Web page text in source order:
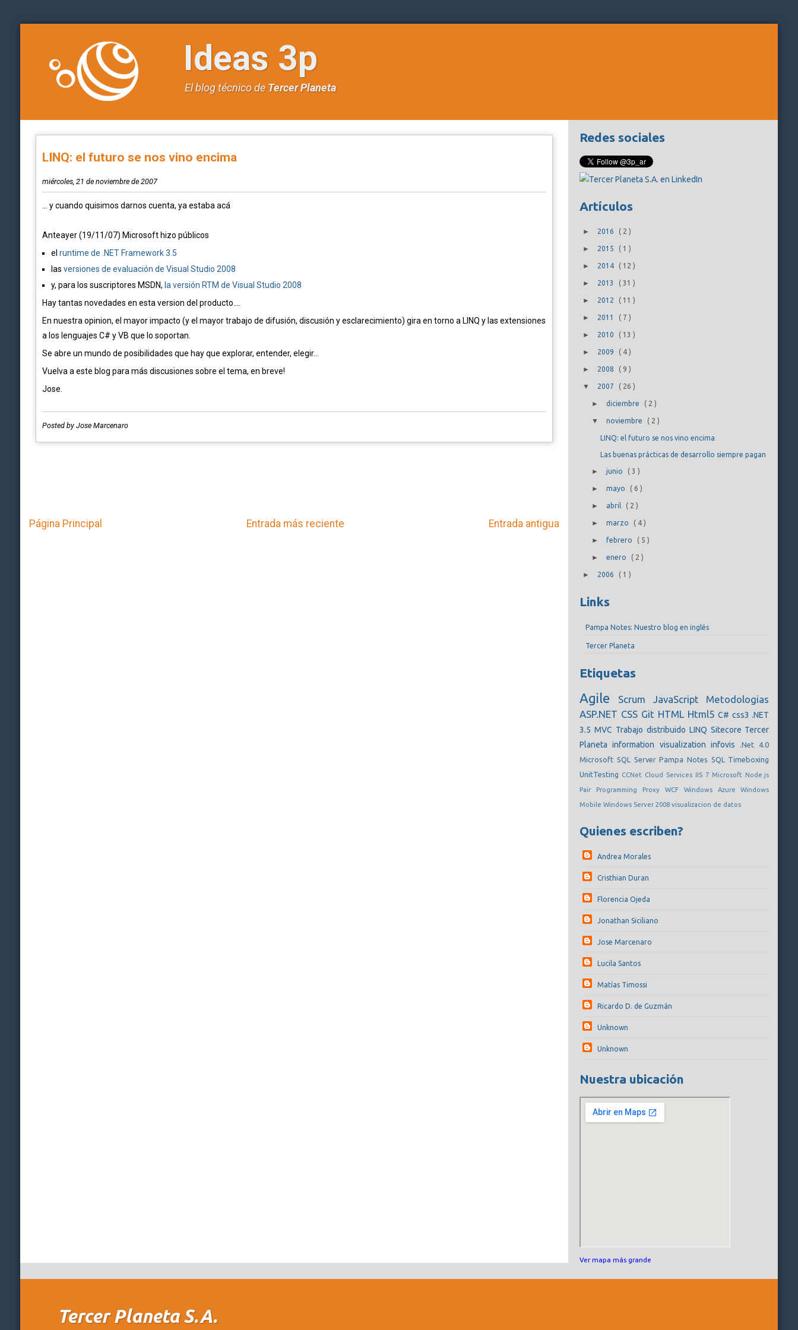
Ideas 3p
El blog técnico deTercer Planeta
LINQ: el futuro se nos vino encima
miércoles, 21 de noviembre de 2007
... y cuando quisimos darnos cuenta, ya estaba acá
Anteayer (19/11/07) Microsoft hizo públicos
el runtime de .NET Framework 3.5
las versiones de evaluación de Visual Studio 2008
y, para los suscriptores MSDN, la versión RTM de Visual Studio 2008
Hay tantas novedades en esta version del producto....
En nuestra opinion, el mayor impacto (y el mayor trabajo de difusión, discusión y esclarecimiento) gira en torno a LINQ y las extensiones
a los lenguajes C# y VB que lo soportan.
Se abre un mundo de posibilidades que hay que explorar, entender, elegir...
Vuelva a este blog para más discusiones sobre el tema, en breve!
Jose.
Posted by Jose Marcenaro
Entrada más reciente Entrada antigua
Página Principal
Redes sociales
Artículos
► 2016 ( 2)
► 2015 ( 1)
► 2014 ( 12)
► 2013 (31)
► 2012 ( 11)
► 2011 ( 7)
► 2010 ( 13)
► 2009 ( 4)
► 2008 ( 9)
▼ 2007 ( 26)
► diciembre ( 2 )
▼ noviembre ( 2 )
LINQ: el futuro se nos vino encima
Las buenas prácticas de desarrollo siempre pagan
► junio ( 3 )
► mayo ( 6 )
► abril ( 2 )
► marzo ( 4 )
► febrero ( 5 )
► enero ( 2 )
► 2006 ( 1)
Links
Pampa Notes: Nuestro blog en inglés
Tercer Planeta
Etiquetas
Agile Scrum JavaScript Metodologias
ASP.NET CSS Git HTML Html5 C# css3.NET
3.5MVC Trabajo distribuido LINQ Sitecore Tercer
Planetainformation visualization infovis
.Net 4.0
Microsoft SQL ServerPampa Notes SQL Timeboxing
UnitTesting CCNet Cloud Services IIS 7 Microsoft Node.js
Pair Programming Proxy WCF Windows AzureWindows
MobileWindows Server 2008visualizacion de datos
Quienes escriben?
Andrea Morales
Cristhian Duran
Florencia Ojeda
Jonathan Siciliano
Jose Marcenaro
Lucila Santos
Matías Timossi
Ricardo D. de Guzmán
Unknown
Unknown
Nuestra ubicación
Ver mapa más grande
Tercer Planeta S.A.